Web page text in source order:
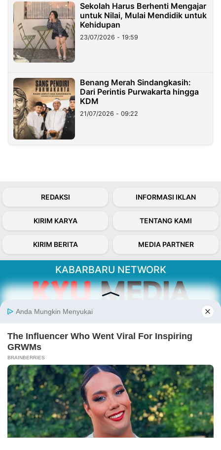
Sekolah Harus Berhenti Mengajar
untuk Nilai, Mulai Mendidik untuk
Kehidupan
23/07/2026 - 19:59
Benang Merah Sindangkasih:
Dari Perintis Purwakarta hingga
KDM
21/07/2026 - 09:22
REDAKSI INFORMASI IKLAN
KIRIM KARYA TENTANG KAMI
KIRIM BERITA MEDIA PARTNER
KABARBARU NETWORK
Follow Kabarbaru